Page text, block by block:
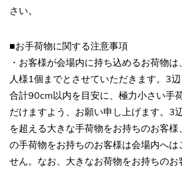
さい。
■お手荷物に関する注意事項
・お客様が会場内に持ち込めるお荷物は
人様1個までとさせていただきます。3辺
合計90cm以内を目安に、極力小さい手
だけますよう、お願い申し上げます。3
を超える大きな手荷物をお持ちのお客様
の手荷物をお持ちのお客様は会場内へは
せん。なお、大きなお荷物をお持ちのお